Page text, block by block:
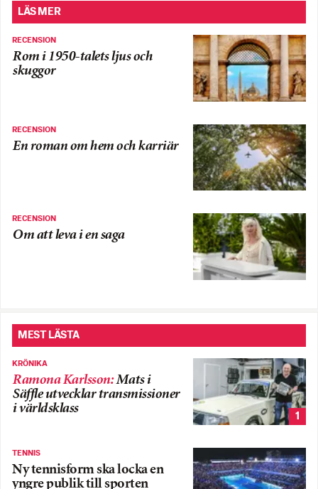
LÄS MER
RECENSION
Rom i 1950-talets ljus och
skuggor
RECENSION
En roman om hem och karriär
RECENSION
Om att leva i en saga
MEST LÄSTA
KRÖNIKA
Ramona Karlsson:Mats i
Säffle utvecklar transmissioner
i världsklass
1
TENNIS
Ny tennisform ska locka en
yngre publik till sporten